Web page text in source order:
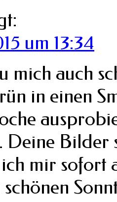
um 13:34
mich auch
in einen
Deine Bilder
mir sofort
schönen